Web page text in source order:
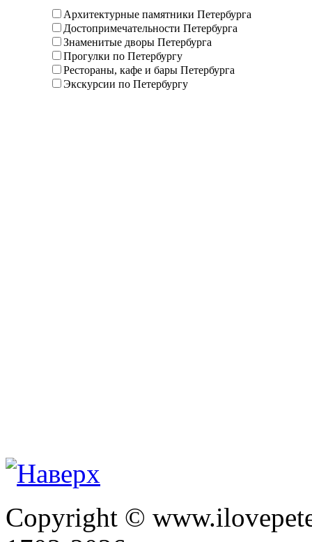
Архитектурные памятники Петербурга
Достопримечательности Петербурга
Знаменитые дворы Петербурга
Прогулки по Петербургу
Рестораны, кафе и бары Петербурга
Экскурсии по Петербургу
Copyright ©